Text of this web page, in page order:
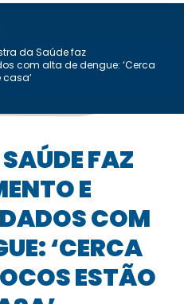
da Saúde faz
com alta de dengue: ‘Cerca
casa’
E
COM
‘CERCA
ESTÃO